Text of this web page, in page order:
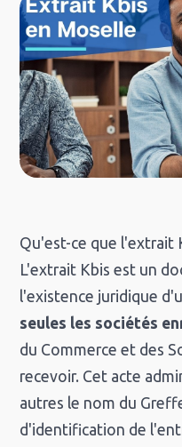
Qu'est-ce que l'extrait
L'extrait Kbis est un
l'existence juridique
seules les sociétés
du Commerce et des
recevoir. Cet acte
autres le nom du
d'identification de